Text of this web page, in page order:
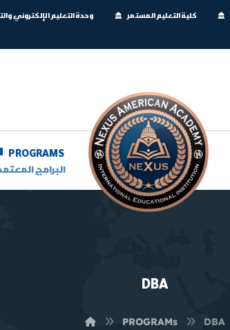
وحدة التعليم الإلكتروني كلية التعليم المستمر
PROGRAMS
البرامج
DBA
PROGRAMs DBA